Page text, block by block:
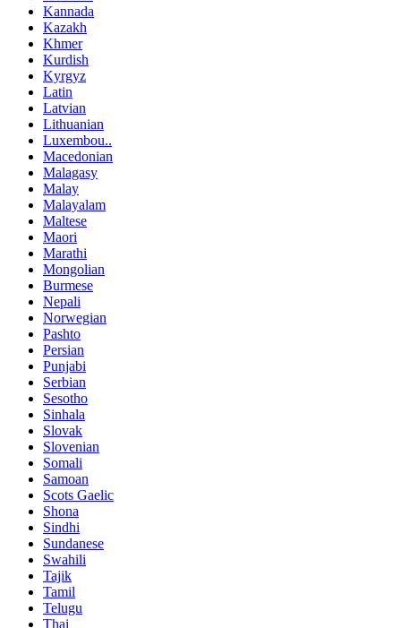
Kannada
Kazakh
Khmer
Kurdish
Kyrgyz
Latin
Latvian
Lithuanian
Luxembou..
Macedonian
Malagasy
Malay
Malayalam
Maltese
Maori
Marathi
Mongolian
Burmese
Nepali
Norwegian
Pashto
Persian
Punjabi
Serbian
Sesotho
Sinhala
Slovak
Slovenian
Somali
Samoan
Scots Gaelic
Shona
Sindhi
Sundanese
Swahili
Tajik
Tamil
Telugu
Thai